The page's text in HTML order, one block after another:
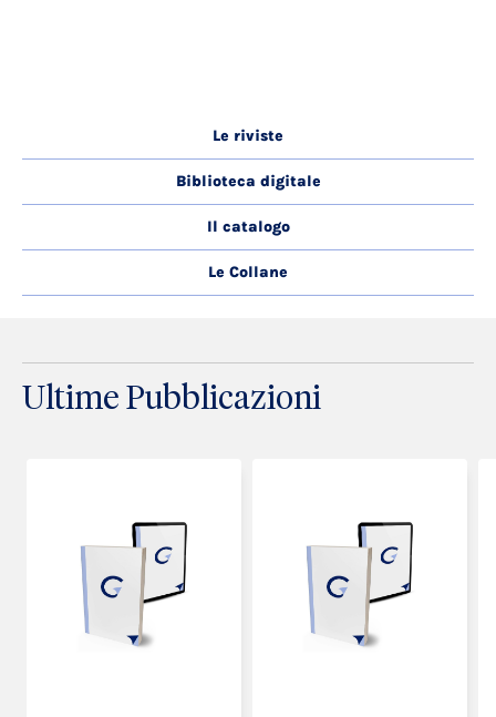
Le riviste
Biblioteca digitale
Il catalogo
Le Collane
Ultime Pubblicazioni